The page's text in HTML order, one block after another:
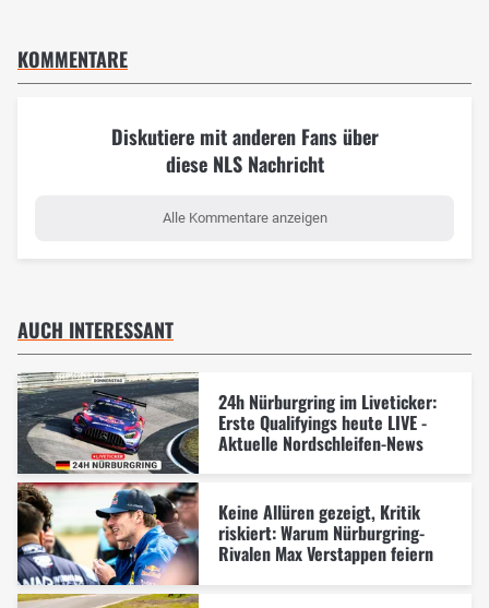
KOMMENTARE
Diskutiere mit anderen Fans über
diese NLS Nachricht
Alle Kommentare anzeigen
AUCH INTERESSANT
24h Nürburgring im Liveticker:
Erste Qualifyings heute LIVE -
Aktuelle Nordschleifen-News
Keine Allüren gezeigt, Kritik
riskiert: Warum Nürburgring-
Rivalen Max Verstappen feiern